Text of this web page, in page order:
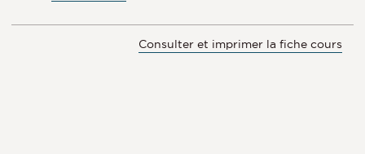
Consulter et imprimer la fiche cours